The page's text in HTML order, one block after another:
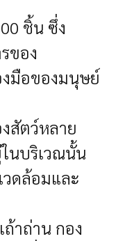
ชิ้น ซึ่ง
ของ
งมือของมนุษย์
สัตว์หลาย
นบริเวณนั้น
ดล้อมและ
ถ้าถ่าน กอง